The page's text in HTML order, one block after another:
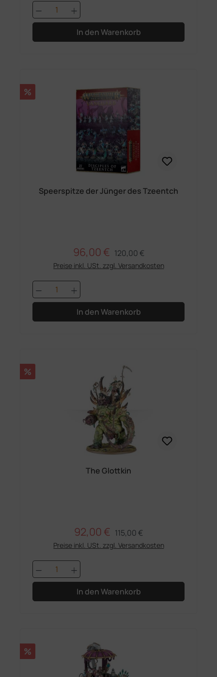
Produkt Anzahl: Gib den
In den Warenkorb
Rabatt
%
Speerspitze der Jünger des Tzeentch
Verkaufspreis:
96,00 € Regulärer Preis:
120,00 €
Preise inkl. USt. zzgl. Versandkosten
Produkt Anzahl: Gib den
In den Warenkorb
Rabatt
%
The Glottkin
Verkaufspreis:
92,00 € Regulärer Preis:
115,00 €
Preise inkl. USt. zzgl. Versandkosten
Produkt Anzahl: Gib den
In den Warenkorb
Rabatt
%